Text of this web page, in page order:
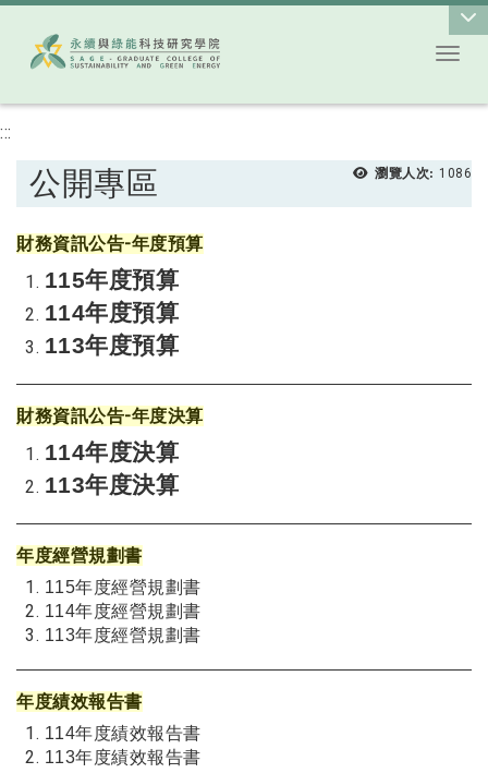
跳到主要內容
:::
瀏覽人次: 1086
公開專區
財務資訊公告-年度預算
115年度預算
114年度預算
113年度預算
財務資訊公告-年度決算
114年度決算
113年度決算
年度經營規劃書
115年度經營規劃書
114年度經營規劃書
113年度經營規劃書
年度績效報告書
114年度績效報告書
113年度績效報告書